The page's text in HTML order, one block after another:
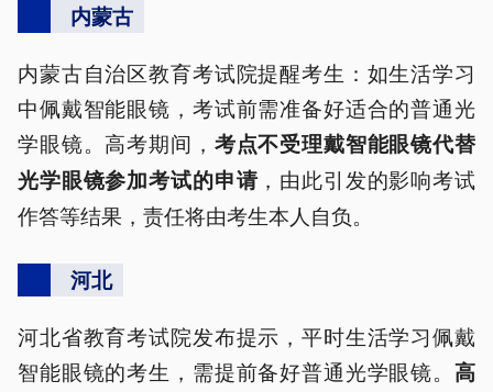
内蒙古
内蒙古自治区教育考试院提醒考生：如生活学习
中佩戴智能眼镜，考试前需准备好适合的普通光
学眼镜。高考期间， 考点不受理戴智能眼镜代替
光学眼镜参加考试的申请，由此引发的影响考试
作答等结果，责任将由考生本人自负。
河北
河北省教育考试院发布提示，平时生活学习佩戴
智能眼镜的考生，需提前备好普通光学眼镜。 高